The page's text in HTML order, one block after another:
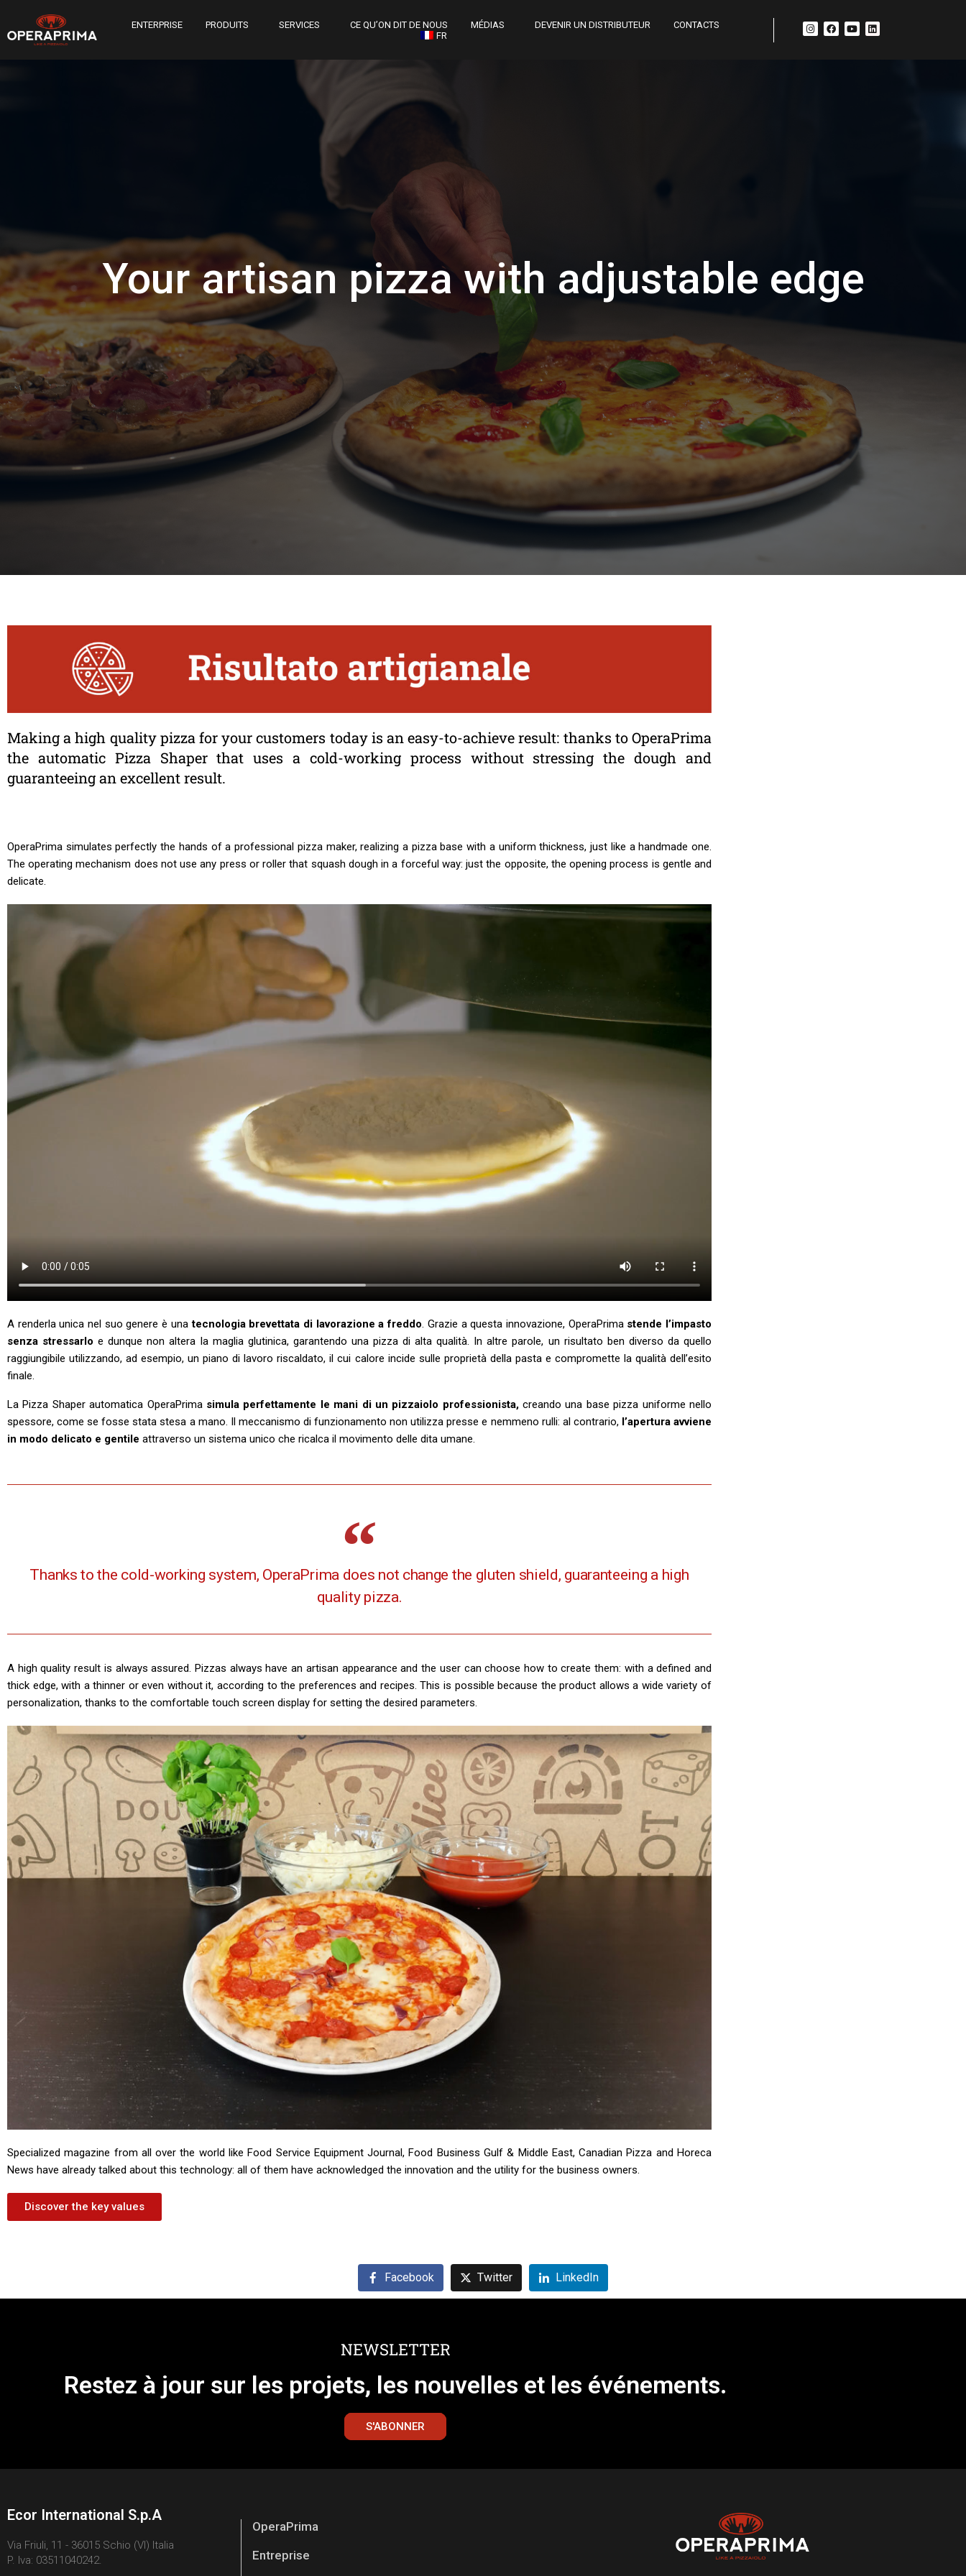
ENTERPRISE PRODUITS SERVICES CE QU’ON DIT DE NOUS MÉDIAS DEVENIR UN DISTRIBUTEUR
CONTACTS
FR
Your artisan pizza with adjustable edge
Making a high quality pizza for your customers today is an easy-to-achieve result: thanks to OperaPrima
the automatic Pizza Shaper that uses a cold-working process without stressing the dough and
guaranteeing an excellent result.
OperaPrima simulates perfectly the hands of a professional pizza maker, realizing a pizza base with a uniform thickness, just like a handmade one.
The operating mechanism does not use any press or roller that squash dough in a forceful way: just the opposite, the opening process is gentle and
delicate.
A renderla unica nel suo genere è unatecnologia brevettata di lavorazione a freddo. Grazie a questa innovazione, OperaPrima stende l’impasto
senza stressarlo e dunque non altera la maglia glutinica, garantendo una pizza di alta qualità. In altre parole, un risultato ben diverso da quello
raggiungibile utilizzando, ad esempio, un piano di lavoro riscaldato, il cui calore incide sulle proprietà della pasta e compromette la qualità dell’esito
finale.
La Pizza Shaper automatica OperaPrima simula perfettamente le mani di un pizzaiolo professionista,creando una base pizza uniforme nello
spessore, come se fosse stata stesa a mano. Il meccanismo di funzionamento non utilizza presse e nemmeno rulli: al contrario, l’apertura avviene
in modo delicato e gentile attraverso un sistema unico che ricalca il movimento delle dita umane.
Thanks to the cold-working system, OperaPrima does not change the gluten shield, guaranteeing a high
quality pizza.
A high quality result is always assured. Pizzas always have an artisan appearance and the user can choose how to create them: with a defined and
thick edge, with a thinner or even without it, according to the preferences and recipes. This is possible because the product allows a wide variety of
personalization, thanks to the comfortable touch screen display for setting the desired parameters.
Specialized magazine from all over the world like Food Service Equipment Journal, Food Business Gulf & Middle East, Canadian Pizza and Horeca
News have already talked about this technology: all of them have acknowledged the innovation and the utility for the business owners.
Discover the key values
Facebook Twitter LinkedIn
NEWSLETTER
Restez à jour sur les projets, les nouvelles et les événements.
S'ABONNER
Ecor International S.p.A
Via Friuli, 11 - 36015 Schio (VI) Italia
P. Iva: 03511040242.
OperaPrima
Entreprise